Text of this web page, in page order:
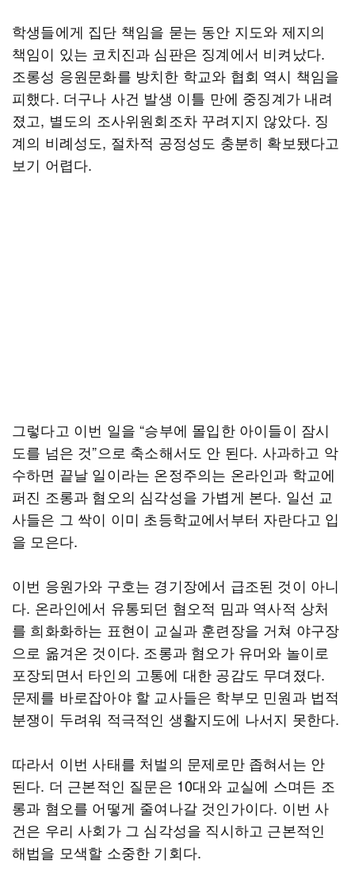
학생들에게 집단 책임을 묻는 동안 지도와 제지의
책임이 있는 코치진과 심판은 징계에서 비켜났다.
조롱성 응원문화를 방치한 학교와 협회 역시 책임을
피했다. 더구나 사건 발생 이틀 만에 중징계가 내려
졌고, 별도의 조사위원회조차 꾸려지지 않았다. 징
계의 비례성도, 절차적 공정성도 충분히 확보됐다고
보기 어렵다.
그렇다고 이번 일을 “승부에 몰입한 아이들이 잠시
도를 넘은 것”으로 축소해서도 안 된다. 사과하고 악
수하면 끝날 일이라는 온정주의는 온라인과 학교에
퍼진 조롱과 혐오의 심각성을 가볍게 본다. 일선 교
사들은 그 싹이 이미 초등학교에서부터 자란다고 입
을 모은다.
이번 응원가와 구호는 경기장에서 급조된 것이 아니
다. 온라인에서 유통되던 혐오적 밈과 역사적 상처
를 희화화하는 표현이 교실과 훈련장을 거쳐 야구장
으로 옮겨온 것이다. 조롱과 혐오가 유머와 놀이로
포장되면서 타인의 고통에 대한 공감도 무뎌졌다.
문제를 바로잡아야 할 교사들은 학부모 민원과 법적
분쟁이 두려워 적극적인 생활지도에 나서지 못한다.
따라서 이번 사태를 처벌의 문제로만 좁혀서는 안
된다. 더 근본적인 질문은 10대와 교실에 스며든 조
롱과 혐오를 어떻게 줄여나갈 것인가이다. 이번 사
건은 우리 사회가 그 심각성을 직시하고 근본적인
해법을 모색할 소중한 기회다.